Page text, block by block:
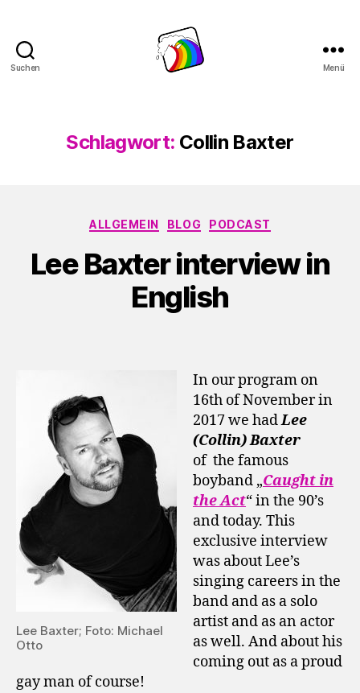
Suchen Menü
Schlagwort: Collin Baxter
Kategorien
ALLGEMEIN BLOG PODCAST
Lee Baxter interview in
English
Lee Baxter; Foto: Michael
Otto
In our program on
16th of November in
2017 we hadLee
(Collin) Baxter
of the famous
boyband „Caught in
the Act“ in the 90’s
and today. This
exclusive interview
was about Lee’s
singing careers in the
band and as a solo
artist and as an actor
as well. And about his
coming out as a proud
gay man of course!